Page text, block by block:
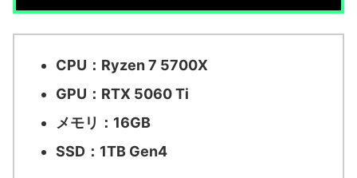
CPU：Ryzen 7 5700X
GPU：RTX 5060 Ti
メモリ：16GB
SSD：1TB Gen4